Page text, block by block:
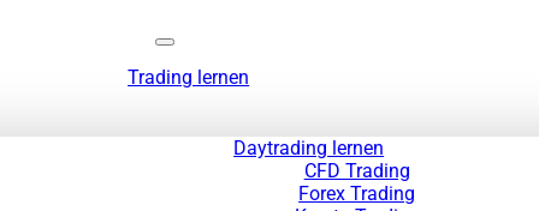
Trading lernen
Daytrading lernen
CFD Trading
Forex Trading